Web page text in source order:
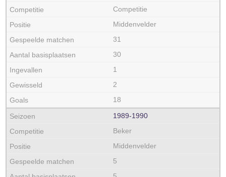
Competitie
Middenvelder
31
30
1
2
18
1989‑1990
Beker
Middenvelder
5